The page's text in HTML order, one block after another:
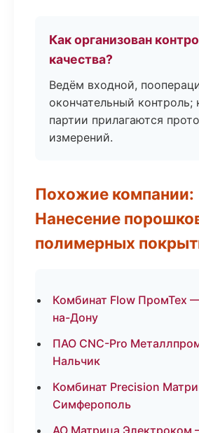
Как организован
качества?
Ведём входной,
окончательный контроль;
партии прилагаются
измерений.
Похожие компании:
Нанесение
полимерных
Комбинат Flow ПромТех
на-Дону
ПАО CNC-Pro
Нальчик
Комбинат Precision
Симферополь
АО Матрица Электроком